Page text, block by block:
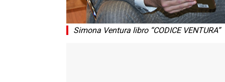
Simona Ventura libro “CODICE VENTURA”